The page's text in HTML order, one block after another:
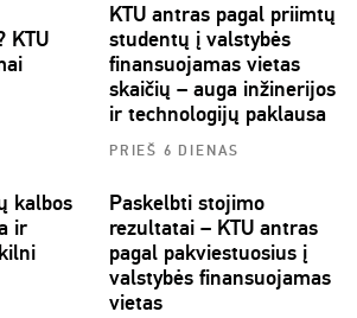
KTU
KTU antras pagal priimtų
studentų į valstybės
finansuojamas vietas
skaičių – auga inžinerijos
ir technologijų paklausa
PRIEŠ 6 DIENAS
kalbos
ir
Paskelbti stojimo
rezultatai – KTU antras
pagal pakviestuosius į
valstybės finansuojamas
vietas